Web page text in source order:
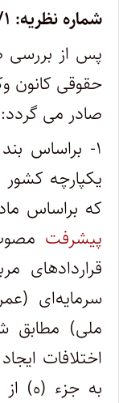
شماره نظریه: ۴/۱۴۰۵/۱ تاریخ: ۱۴۰۵/۰۲/۲۰
پس از بررسی
حقوقی کانون
صادر می گردد:
که براساس ماده
پیشرفت
قراردادهای
سرمایه‌ای
ملی) مطابق
اختلافات